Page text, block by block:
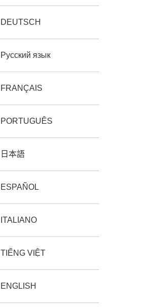
DEUTSCH
Русский язык
FRANÇAIS
PORTUGUÊS
日本語
ESPAÑOL
ITALIANO
TIẾNG VIỆT
ENGLISH